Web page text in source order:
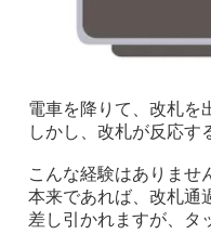
電車を降りて、改札を
しかし、改札が反応
こんな経験はありませ
本来であれば、改札通
差し引かれますが、タ